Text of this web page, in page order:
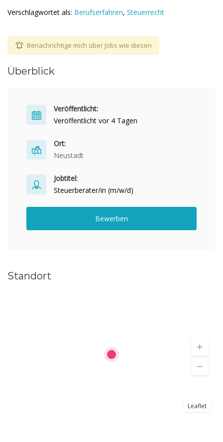
Verschlagwortet als: Berufserfahren, Steuerrecht
Benachrichtige mich über Jobs wie diesen
Überblick
Veröffentlicht:
Veröffentlicht vor 4 Tagen
Ort:
Neustadt
Jobtitel:
Steuerberater/in (m/w/d)
Bewerben
Standort
Leaflet